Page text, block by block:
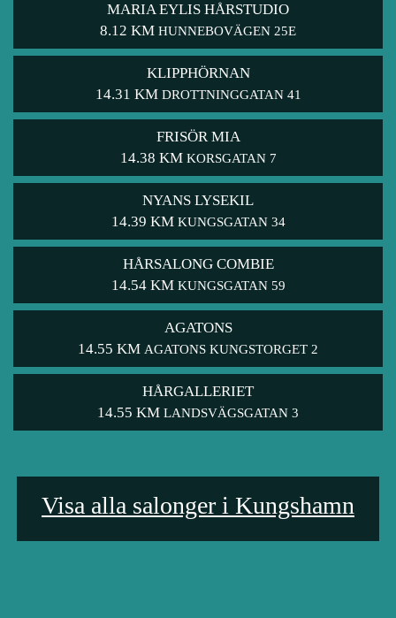
MARIA EYLIS HÅRSTUDIO
8.12 KM HUNNEBOVÄGEN 25E
KLIPPHÖRNAN
14.31 KM DROTTNINGGATAN 41
FRISÖR MIA
14.38 KM KORSGATAN 7
NYANS LYSEKIL
14.39 KM KUNGSGATAN 34
HÅRSALONG COMBIE
14.54 KM KUNGSGATAN 59
AGATONS
14.55 KM AGATONS KUNGSTORGET 2
HÅRGALLERIET
14.55 KM LANDSVÄGSGATAN 3
Visa alla salonger i Kungshamn